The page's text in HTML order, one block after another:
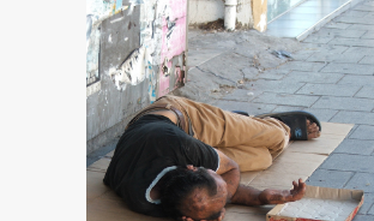
stoppen?
Opkomen
voor
socialisme!